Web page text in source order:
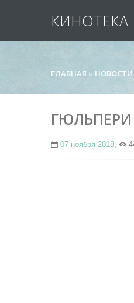
КИНОТЕКА
ГЛАВНАЯ » НОВОСТИ
ГЮЛЬПЕРИ
07 ноября 2018,